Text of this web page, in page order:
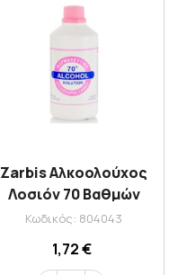
Zarbis Αλκοολούχος
Λοσιόν 70 Βαθμών
250ml
Κωδικός: 804043
1,72 €